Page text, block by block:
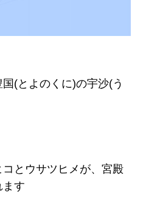
(とよのくに)の宇沙(う
とウサツヒメが、宮殿
ます